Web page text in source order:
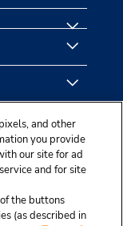
and other
you provide
our site for ad
and for site
the buttons
(as described in